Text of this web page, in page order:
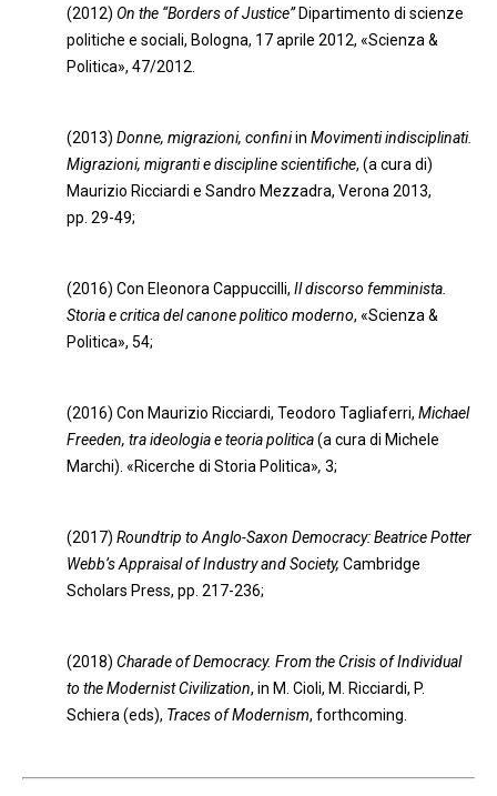
(2012) On the “Borders of Justice”Dipartimento di scienze
politiche e sociali, Bologna, 17 aprile 2012, «Scienza &
Politica», 47/2012.
(2013) Donne, migrazioni, confiniin Movimenti indisciplinati.
Migrazioni, migranti e discipline scientifiche, (a cura di)
Maurizio Ricciardi e Sandro Mezzadra, Verona 2013,
pp. 29-49;
(2016) Con Eleonora Cappuccilli, Il discorso femminista.
Storia e critica del canone politico moderno, «Scienza &
Politica», 54;
(2016) Con Maurizio Ricciardi, Teodoro Tagliaferri, Michael
Freeden, tra ideologia e teoria politica(a cura di Michele
Marchi). «Ricerche di Storia Politica», 3;
(2017) Roundtrip to Anglo-Saxon Democracy: Beatrice Potter
Webb’s Appraisal of Industry and Society, Cambridge
Scholars Press, pp. 217-236;
(2018) Charade of Democracy. From the Crisis of Individual
to the Modernist Civilization, in M. Cioli, M. Ricciardi, P.
Schiera (eds), Traces of Modernism, forthcoming.